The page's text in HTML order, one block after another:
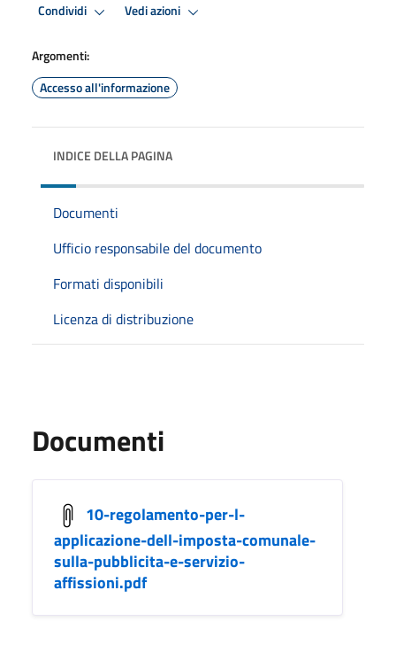
Condividi Vedi azioni
Argomenti:
Accesso all'informazione
INDICE DELLA PAGINA
Documenti
Ufficio responsabile del documento
Formati disponibili
Licenza di distribuzione
Documenti
10-regolamento-per-l-
applicazione-dell-imposta-comunale-
sulla-pubblicita-e-servizio-
affissioni.pdf